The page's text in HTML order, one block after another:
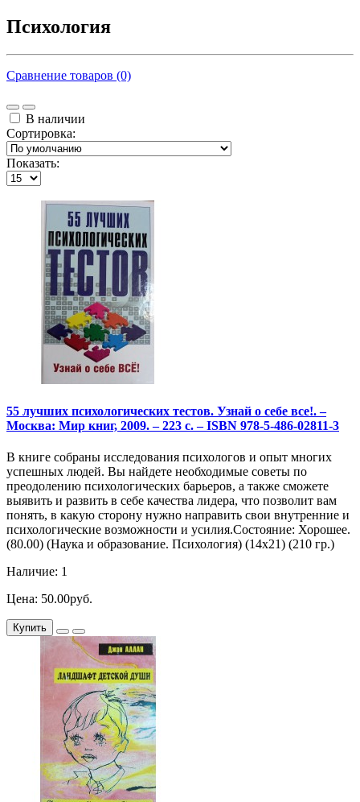
Психология
Сравнение товаров (0)
В наличии
Сортировка:
Показать:
55 лучших психологических тестов. Узнай о себе все!. –
Москва: Мир книг, 2009. – 223 с. – ISBN 978-5-486-02811-3
В книге собраны исследования психологов и опыт многих
успешных людей. Вы найдете необходимые советы по
преодолению психологических барьеров, а также сможете
выявить и развить в себе качества лидера, что позволит вам
понять, в какую сторону нужно направить свои внутренние и
психологические возможности и усилия.Состояние: Хорошее.
(80.00) (Наука и образование. Психология) (14х21) (210 гр.)
Наличие: 1
Цена: 50.00руб.
Купить